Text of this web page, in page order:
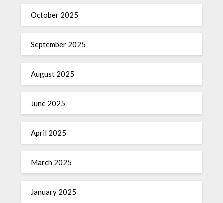
October 2025
September 2025
August 2025
June 2025
April 2025
March 2025
January 2025